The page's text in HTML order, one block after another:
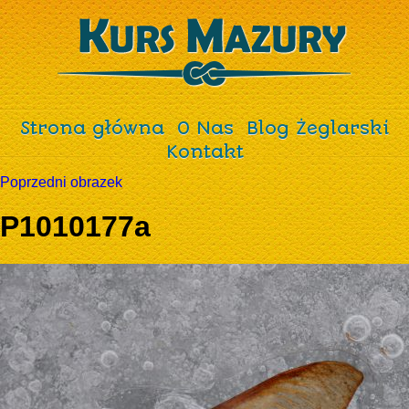
Strona główna O Nas
Blog Żeglarski
Kontakt
Poprzedni obrazek
P1010177a